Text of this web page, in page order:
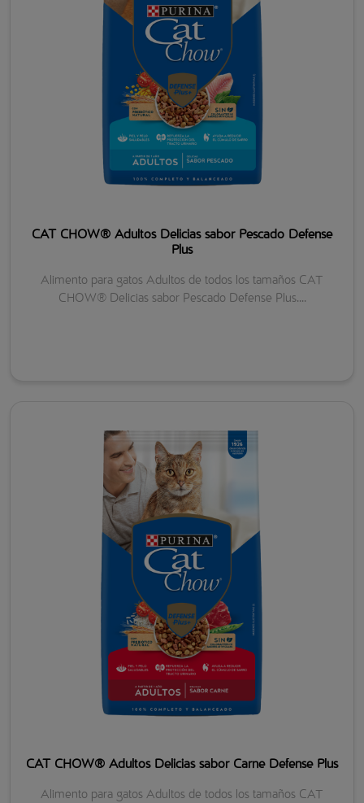
CAT CHOW® Adultos Delicias sabor Pescado Defense
Plus
Alimento para gatos Adultos de todos los tamaños CAT
CHOW® Delicias sabor Pescado Defense Plus....
CAT CHOW® Adultos Delicias sabor Carne Defense Plus
Alimento para gatos Adultos de todos los tamaños CAT